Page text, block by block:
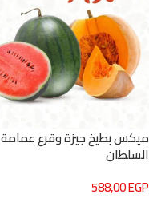
ميكس بطيخ جيزة وقرع عمامة
السلطان
588,00EGP